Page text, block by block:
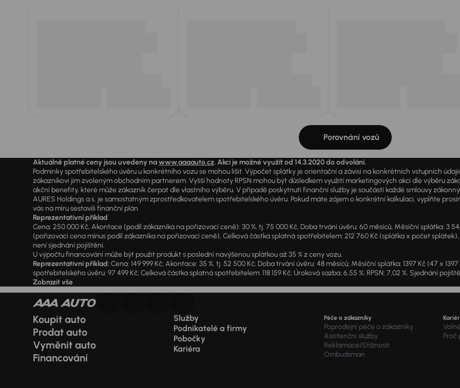
Porovnání vozů
Aktuálně platné ceny jsou uvedeny nawww.aaaauto.cz. Akci je možné využít od 14.3.2020 do odvolání.
Podmínky spotřebitelského úvěru u konkrétního vozu se mohou lišit. Výpočet splátky je orientační a závisí na konkrétních vstupních
zákazníkovi jim zvoleným obchodním partnerem. Vyšší hodnoty RPSN mohou být důsledkem využití marketingových akcí dle výběru
akční benefity, které může zákazník čerpat dle vlastního výběru. V případě poskytnutí finanční služby je součástí každé smlouvy
AURES Holdings a.s. je samostatným zprostředkovatelem spotřebitelského úvěru. Pokud máte zájem o konkrétní kalkulaci, vyplňte
vás na míru sestavili finanční plán.
Reprezentativní příklad
Cena: 250 000 Kč, Akontace (podíl zákazníka na pořizovací ceně): 30 %, tj. 75 000 Kč, Doba trvání úvěru: 60 měsíců, Měsíční splátka: 3
(pořizovací cena mínus podíl zákazníka na pořizovací ceně), Celková částka splatná spotřebitelem: 212 760 Kč (splátka x počet splátek),
není sjednání pojištění.
U výpočtu financování může být použit produkt s poslední navýšenou splátkou až 35 % z ceny vozu.
Reprezentativní příklad:Cena: 149 999 Kč; Akontace: 35 %, tj. 52 500 Kč; Doba trvání úvěru: 48 měsíců; Měsíční splátka: 1397 Kč (47 x
spotřebitelského úvěru: 97 499 Kč; Celková částka splatná spotřebitelem: 118 159 Kč; Úroková sazba: 6,55 %; RPSN: 7,02 %. Sjednání
Zobrazit vše
Koupit auto
Prodat auto
Vyměnit auto
Financování
Služby
Podnikatelé a firmy
Pobočky
Kariéra
Péče o zákazníky
Poprodejní péče o zákazníky
Asistenční služby
Reklamace/Stížnosti
Ombudsman
Proč